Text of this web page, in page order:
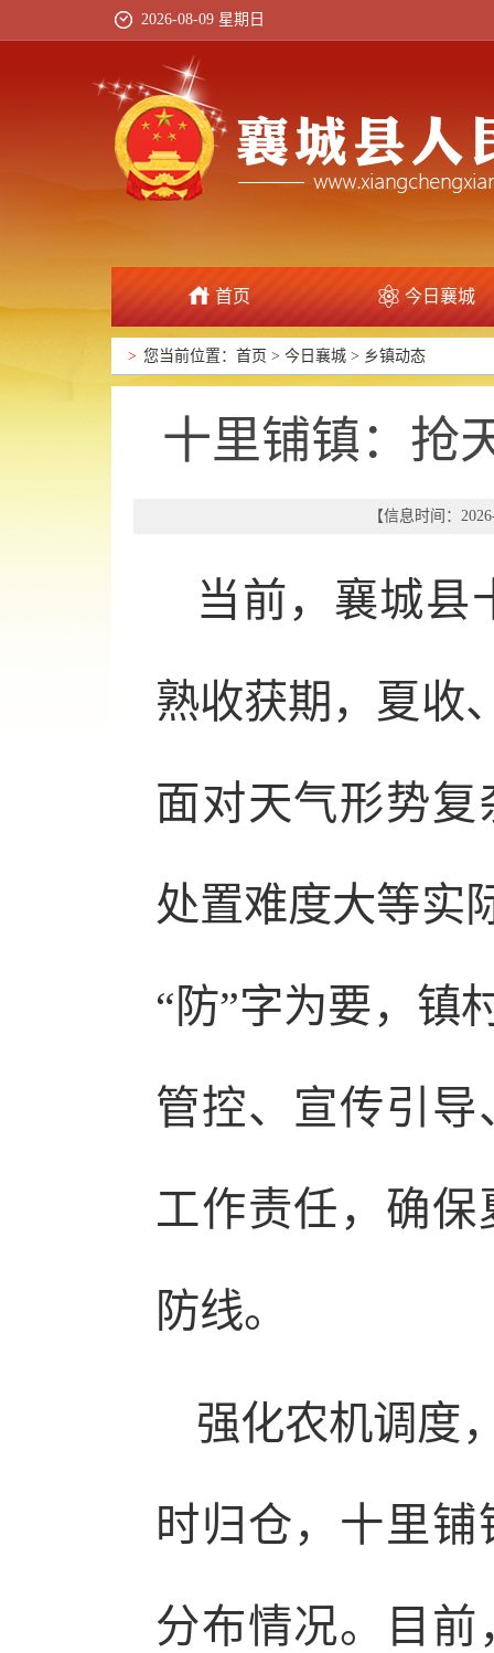
2026-08-09 星期日
首页 今日襄城
政府信息公开
> 您当前位置： 首页 > 今日襄城 > 乡镇动态
十里铺镇：抢
【信息时间：
当前，襄城县
熟收获期，夏收
面对天气形势
处置难度大等实
“防”字为要，镇
管控、宣传引
工作责任，确
防线。
强化农机调度
时归仓，十里
分布情况。目